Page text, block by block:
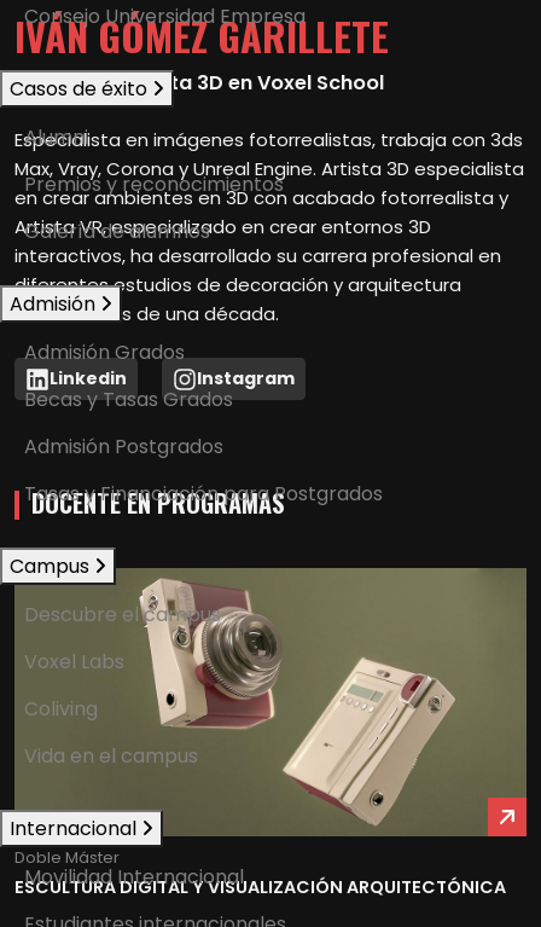
Consejo Universidad Empresa
Casos de éxito
Alumni
Premios y reconocimientos
Galería de alumnos
Admisión
Admisión Grados
Becas y Tasas Grados
Admisión Postgrados
Tasas y Financiación para Postgrados
Campus
Descubre el campus
Voxel Labs
Coliving
Vida en el campus
Internacional
Movilidad Internacional
IVÁN GÓMEZ GARILLETE
Profesor y Artista 3D en Voxel School
Especialista en imágenes fotorrealistas, trabaja con 3ds
Max, Vray, Corona y Unreal Engine. Artista 3D especialista
en crear ambientes en 3D con acabado fotorrealista y
Artista VR, especializado en crear entornos 3D
interactivos, ha desarrollado su carrera profesional en
diferentes estudios de decoración y arquitectura
durante más de una década.
Linkedin Instagram
DOCENTE EN PROGRAMAS
Doble Máster
ESCULTURA DIGITAL Y VISUALIZACIÓN ARQUITECTÓNICA